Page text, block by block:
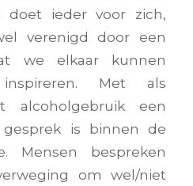
doet ieder voor zich,
verenigd door een
we elkaar kunnen
Met als
alcoholgebruik een
is binnen de
Mensen bespreken
om wel/niet